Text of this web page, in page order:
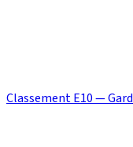
Classement E10 — Gard